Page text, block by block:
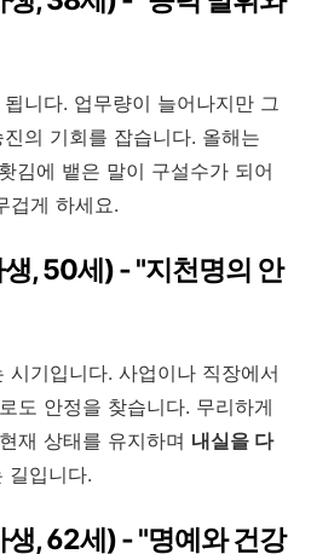
니다. 업무량이 늘어나지만 그
의 기회를 잡습니다. 올해는
김에 뱉은 말이 구설수가 되어
겁게 하세요.
, 50세) - "지천명의 안
시기입니다. 사업이나 직장에서
도 안정을 찾습니다. 무리하게
재 상태를 유지하며 내실을 다
길입니다.
, 62세) - "명예와 건강